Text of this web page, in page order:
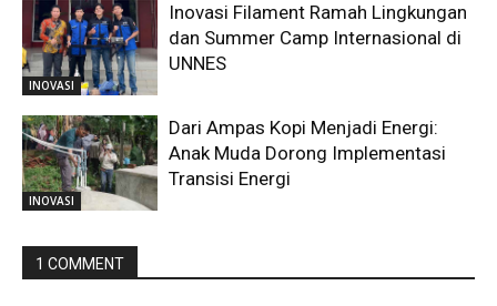
INOVASI
Inovasi Filament Ramah Lingkungan
dan Summer Camp Internasional di
UNNES
INOVASI
Dari Ampas Kopi Menjadi Energi:
Anak Muda Dorong Implementasi
Transisi Energi
1 COMMENT